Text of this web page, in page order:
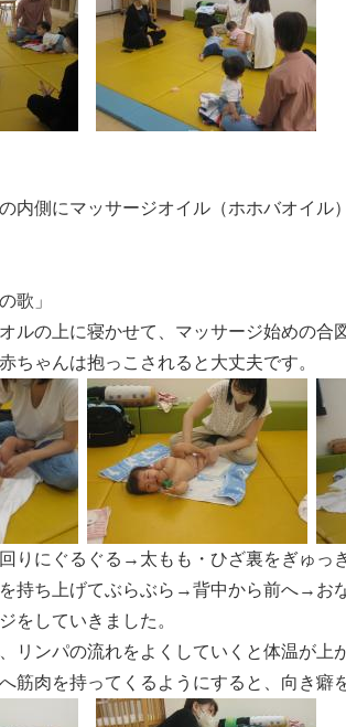
内側にマッサージオイル（ホホバオイル
歌」
ルの上に寝かせて、マッサージ始めの合
ちゃんは抱っこされると大丈夫です。
りにぐるぐる→太もも・ひざ裏をぎゅ
持ち上げてぶらぶら→背中から前へ→お
をしていきました。
リンパの流れをよくしていくと体温が上
筋肉を持ってくるようにすると、向き癖